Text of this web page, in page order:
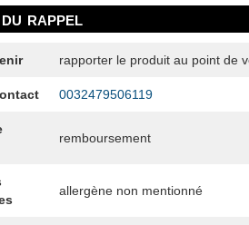
rappel
rapporter le produit au point de
0032479506119
remboursement
allergène non mentionné